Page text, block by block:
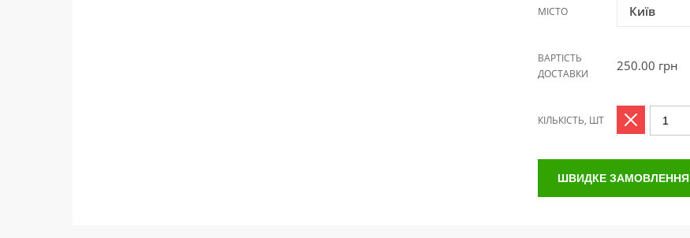
МІСТО Київ
ВАРТІСТЬ
ДОСТАВКИ
250.00 грн
КІЛЬКІСТЬ, ШТ
ШВИДКЕ ЗАМОВЛЕННЯ